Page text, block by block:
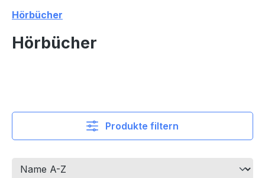
Hörbücher
Hörbücher
Produkte filtern